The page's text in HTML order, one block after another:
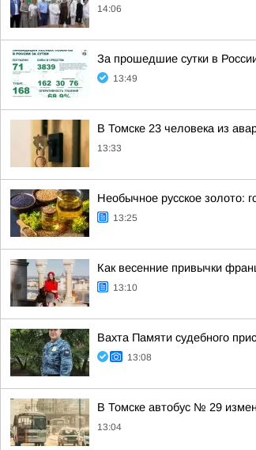
14:06
За прошедшие сутки в
13:49
В Томске 23 человека из
13:33
Необычное русское золото:
13:25
Как весенние привычки
13:10
Вахта Памяти судебного
13:08
В Томске автобус № 29
13:04